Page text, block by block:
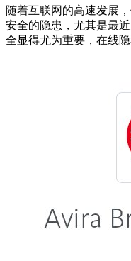
随着互联网的高速发展
安全的隐患，尤其是最
全显得尤为重要，在线